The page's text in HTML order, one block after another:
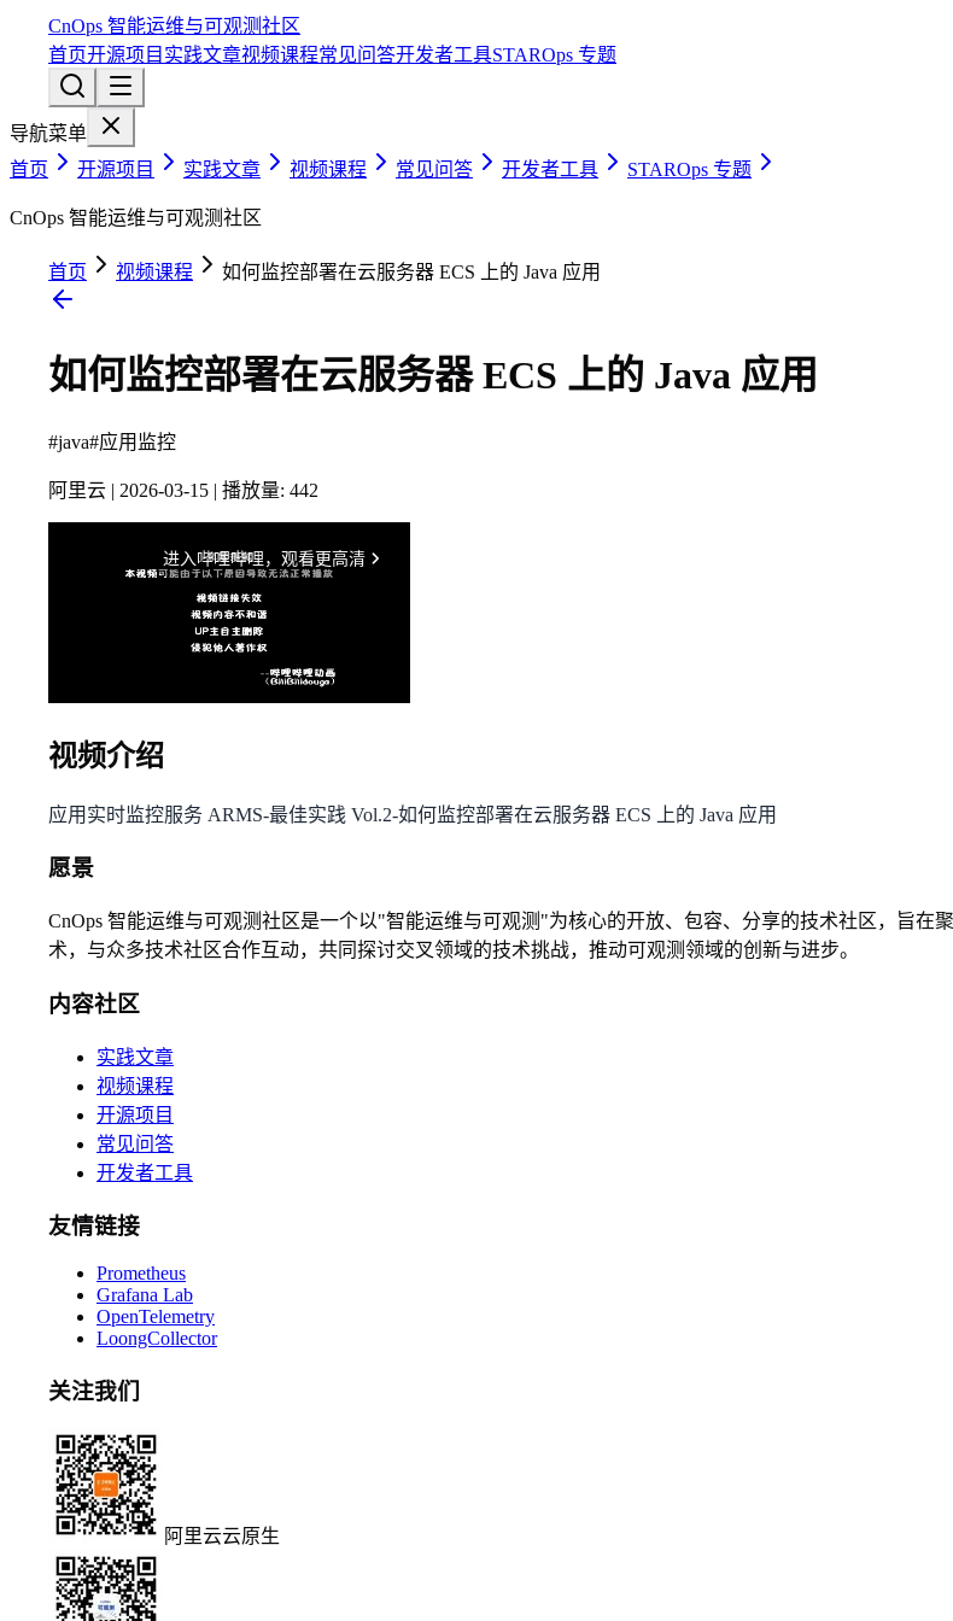
CnOps 智能运维与可观测社区
首页开源项目 实践文章视频课程常见问答开发者工具STAROps 专题
导航菜单
首页
开源项目 实践文章 视频课程 常见问答 开发者工具 STAROps 专题
CnOps 智能运维与可观测社区
首页 视频课程 如何监控部署在云服务器 ECS 上的 Java 应用
如何监控部署在云服务器 ECS 上的 Java 应用
#java#应用监控
阿里云 | 2026-03-15 | 播放量: 442
视频介绍
应用实时监控服务 ARMS-最佳实践 Vol.2-如何监控部署在云服务器 ECS 上的 Java 应用
愿景
CnOps 智能运维与可观测社区是一个以"智能运维与可观测"为核心的开放、包容、分享的技术社区，旨
术，与众多技术社区合作互动，共同探讨交叉领域的技术挑战，推动可观测领域的创新与进步。
内容社区
实践文章
视频课程
开源项目
常见问答
开发者工具
友情链接
Prometheus
Grafana Lab
OpenTelemetry
LoongCollector
关注我们
阿里云云原生